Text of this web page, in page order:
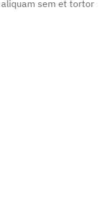
aliquam sem et tortor.